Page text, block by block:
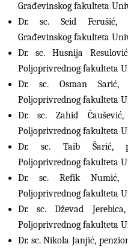
Građevinskog fakulteta
Dr. sc. Seid Ferušić,
Građevinskog fakulteta
Dr. sc. Husnija
Poljoprivrednog fakulteta
Dr. sc. Osman Sarić,
Poljoprivrednog fakulteta
Dr. sc. Zahid
Poljoprivrednog fakulteta
Dr. sc. Taib Šarić,
Poljoprivrednog fakulteta
Dr. sc. Refik Numić,
Poljoprivrednog fakulteta
Dr. sc. Dževad
Poljoprivrednog fakulteta
Dr. sc. Nikola Janjić,